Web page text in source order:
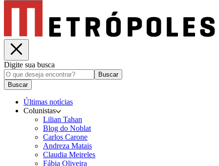
Digite sua busca
Buscar
Buscar
Últimas notícias
Colunistas
Lilian Tahan
Blog do Noblat
Carlos Carone
Andreza Matais
Claudia Meireles
Fábia Oliveira